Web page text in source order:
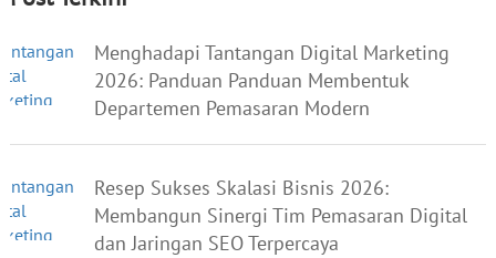
Menghadapi Tantangan Digital Marketing
2026: Panduan Panduan Membentuk
Departemen Pemasaran Modern
Resep Sukses Skalasi Bisnis 2026:
Membangun Sinergi Tim Pemasaran Digital
dan Jaringan SEO Terpercaya